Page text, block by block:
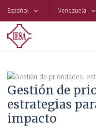
Español Venezuela
Gestión de
estrategias
impacto